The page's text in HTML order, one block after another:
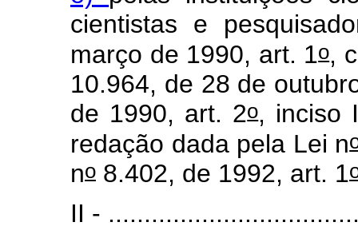
cientistas e
março de 1990, art. 1o,
10.964, de 28 de
de 1990, art. 2o, inciso
redação dada pela Lei n
no 8.402, de 1992, art. 1
II -